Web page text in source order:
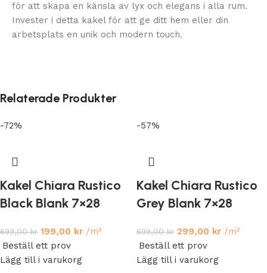
för att skapa en känsla av lyx och elegans i alla rum.
Invester i detta kakel för att ge ditt hem eller din
arbetsplats en unik och modern touch.
Relaterade Produkter
-72%
Kakel Chiara Rustico
Black Blank 7×28
699,00kr 199,00 kr /m²
Beställ ett prov
Lägg till i varukorg
-57%
Kakel Chiara Rustico
Grey Blank 7×28
699,00kr 299,00 kr /m²
Beställ ett prov
Lägg till i varukorg